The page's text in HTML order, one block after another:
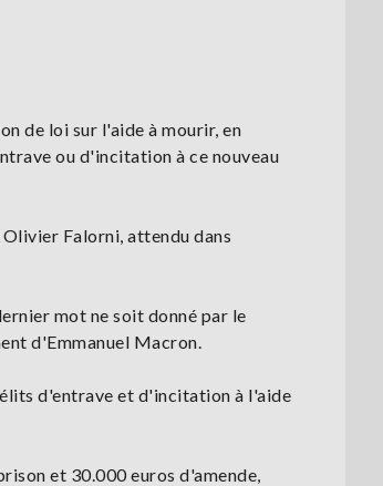
de loi sur l'aide à mourir, en
ou d'incitation à ce nouveau
Falorni, attendu dans
mot ne soit donné par le
d'Emmanuel Macron.
d'entrave et d'incitation à l'aide
et 30.000 euros d'amende,